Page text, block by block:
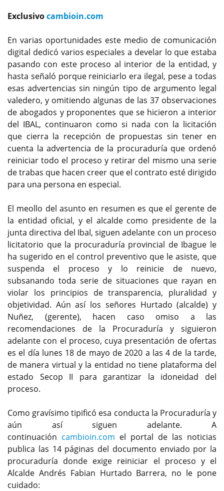
Exclusivocambioin.com
En varias oportunidades este medio de comunicación
digital dedicó varios especiales a develar lo que estaba
pasando con este proceso al interior de la entidad, y
hasta señaló porque reiniciarlo era ilegal, pese a todas
esas advertencias sin ningún tipo de argumento legal
valedero, y omitiendo algunas de las 37 observaciones
de abogados y proponentes que se hicieron a interior
del IBAL, continuaron como si nada con la licitación
que cierra la recepción de propuestas sin tener en
cuenta la advertencia de la procuraduría que ordenó
reiniciar todo el proceso y retirar del mismo una serie
de trabas que hacen creer que el contrato esté dirigido
para una persona en especial.
El meollo del asunto en resumen es que el gerente de
la entidad oficial, y el alcalde como presidente de la
junta directiva del Ibal, siguen adelante con un proceso
licitatorio que la procuraduría provincial de Ibague le
ha sugerido en el control preventivo que le asiste, que
suspenda el proceso y lo reinicie de nuevo,
subsanando toda serie de situaciones que rayan en
violar los principios de transparencia, pluralidad y
objetividad. Aún así los señores Hurtado (alcalde) y
Nuñez, (gerente), hacen caso omiso a las
recomendaciones de la Procuraduría y siguieron
adelante con el proceso, cuya presentación de ofertas
es el día lunes 18 de mayo de 2020 a las 4 de la tarde,
de manera virtual y la entidad no tiene plataforma del
estado Secop II para garantizar la idoneidad del
proceso.
Como gravísimo tipificó esa conducta la Procuraduría y
aún así siguen adelante. A
continuación cambioin.com el portal de las noticias
publica las 14 páginas del documento enviado por la
procuraduría donde exige reiniciar el proceso y el
Alcalde Andrés Fabian Hurtado Barrera, no le pone
cuidado: